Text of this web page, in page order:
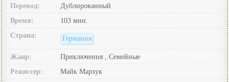
Перевод:
Дублированный
Время:
103 мин.
Страна:
Германия
Жанр:
Приключения , Семейные
Режиссер:
Майк Марзук